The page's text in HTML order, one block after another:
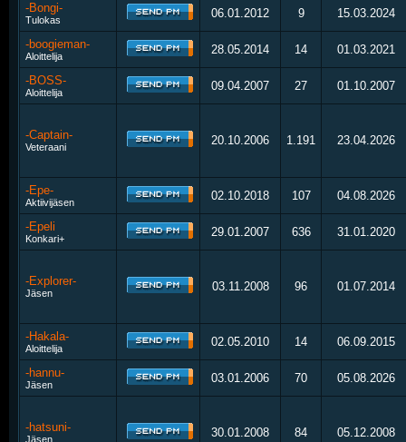
-Bongi-
Tulokas 06.01.2012 9 15.03.2024
-boogieman-
Aloittelija 28.05.2014 14 01.03.2021
-BOSS-
Aloittelija 09.04.2007 27 01.10.2007
-Captain-
Veteraani 20.10.2006 1.191 23.04.2026
-Epe-
Aktiivijäsen 02.10.2018 107 04.08.2026
-Epeli
Konkari+ 29.01.2007 636 31.01.2020
-Explorer-
Jäsen 03.11.2008 96 01.07.2014
-Hakala-
Aloittelija 02.05.2010 14 06.09.2015
-hannu-
Jäsen 03.01.2006 70 05.08.2026
-hatsuni-
Jäsen 30.01.2008 84 05.12.2008